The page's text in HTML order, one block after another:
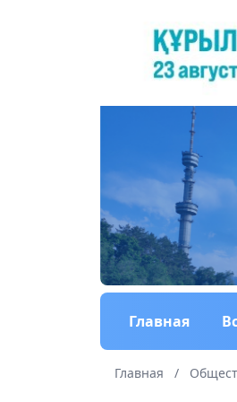
Главная
Главная /